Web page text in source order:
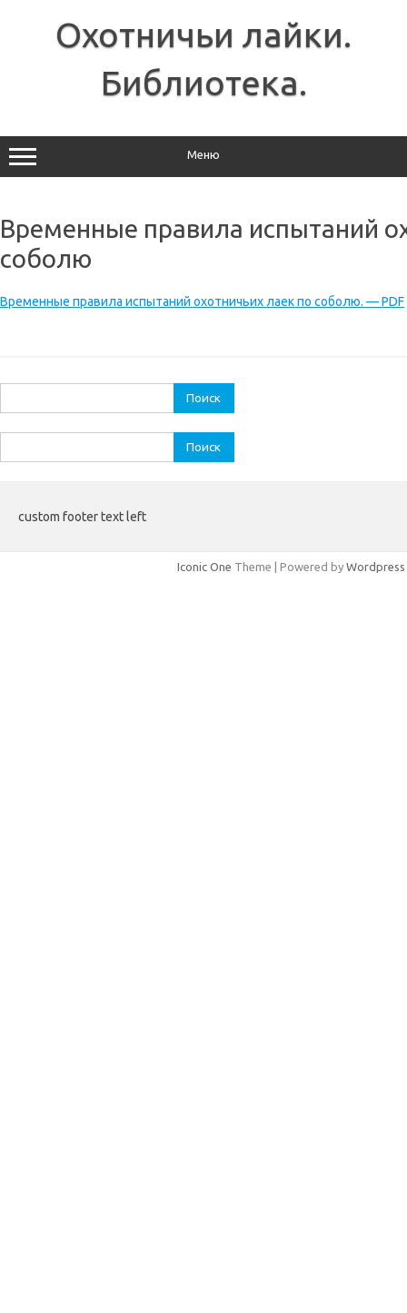
содержимомуОхотничьи лайки.
Библиотека.
Меню
Временные правила испытаний
соболю
Временные правила испытаний охотничьих лаек по соболю. — PDF
custom footer text left
Iconic One Theme | Powered by Wordpress